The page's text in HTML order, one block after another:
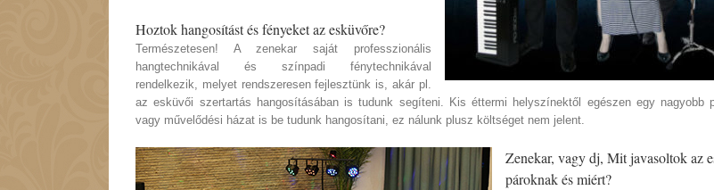
Hoztok hangosítást és fényeket az esküvőre?
Természetesen! A zenekar saját professzionális
hangtechnikával és színpadi fénytechnikával
rendelkezik, melyet rendszeresen fejlesztünk is, akár pl.
az esküvői szertartás hangosításában is tudunk segíteni. Kis éttermi helyszínektől egészen egy nagyobb
vagy művelődési házat is be tudunk hangosítani, ez nálunk plusz költséget nem jelent.
Zenekar, vagy dj, Mit javasoltok az
pároknak és miért?